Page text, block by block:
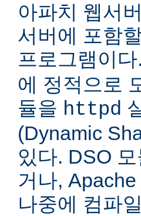
아파치 웹서
서버에 포함
프로그램이
에 정적으로
듈을 httpd
(Dynamic
있다. DSO
거나,
나중에 컴파